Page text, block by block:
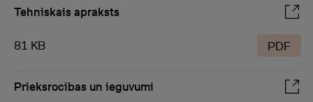
Tehniskais apraksts
81 KB PDF
Prieksrocibas un ieguvumi